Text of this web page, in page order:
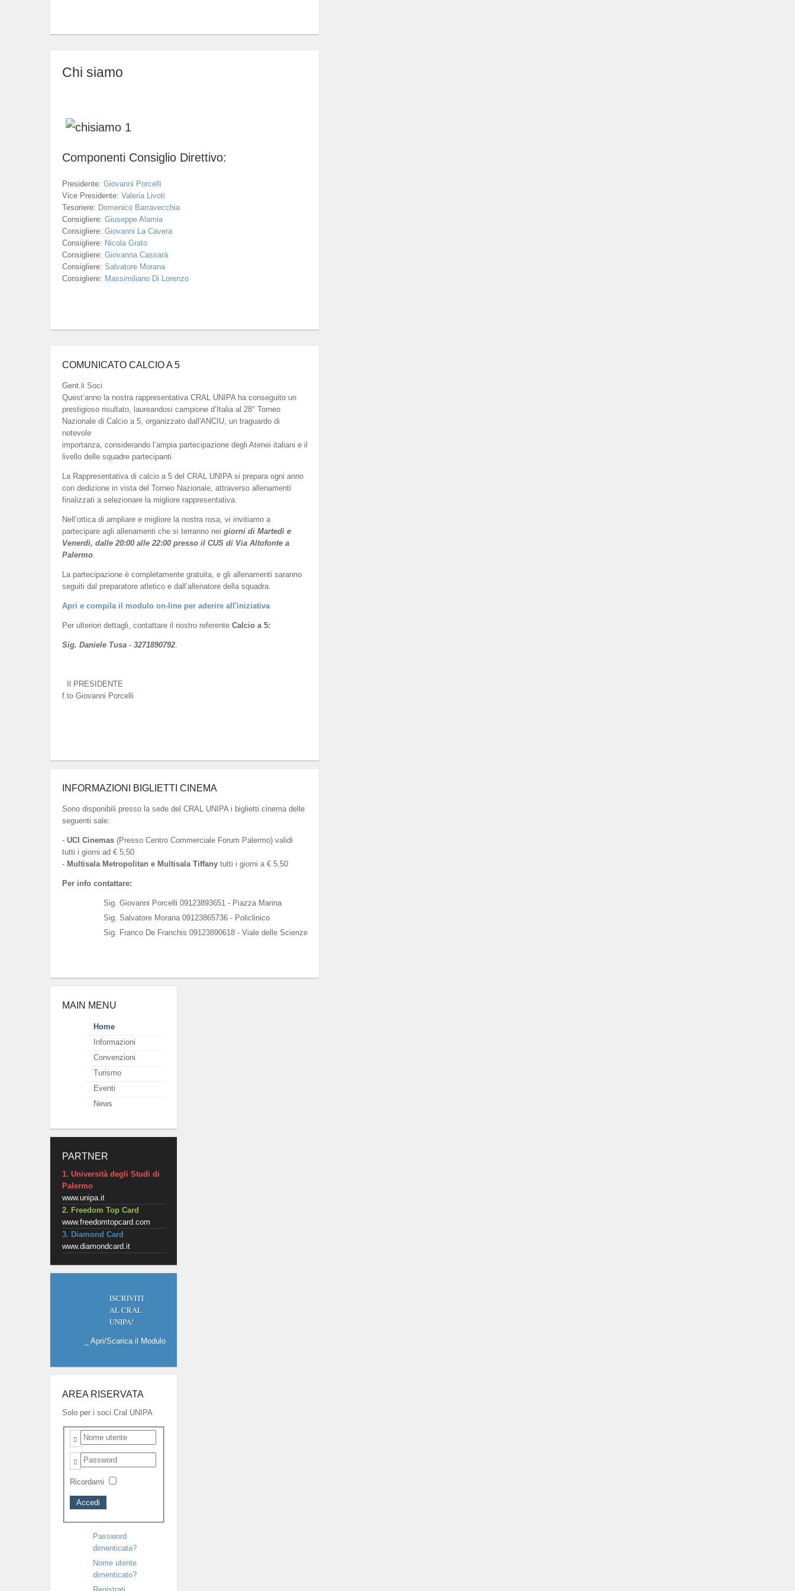
Chi siamo
Componenti Consiglio Direttivo:
Presidente: Giovanni Porcelli
Vice Presidente: Valeria Livoti
Tesoriere: Domenico Barravecchia
Consigliere: Giuseppe Alamia
Consigliere: Giovanni La Cavera
Consigliere: Nicola Grato
Consigliere: Giovanna Cassarà
Consigliere: Salvatore Morana
Consigliere: Massimiliano Di Lorenzo
COMUNICATO CALCIO A 5
Gent.li Soci
Quest’anno la nostra rappresentativa CRAL UNIPA ha conseguito un
prestigioso risultato, laureandosi campione d’Italia al 28° Torneo
Nazionale di Calcio a 5, organizzato dall'ANCIU, un traguardo di
notevole
importanza, considerando l’ampia partecipazione degli Atenei italiani e il
livello delle squadre partecipanti.
La Rappresentativa di calcio a 5 del CRAL UNIPA si prepara ogni anno
con dedizione in vista del Torneo Nazionale, attraverso allenamenti
finalizzati a selezionare la migliore rappresentativa.
Nell’ottica di ampliare e migliore la nostra rosa, vi invitiamo a
partecipare agli allenamenti che si terranno nei giorni di Martedì e
Venerdì, dalle 20:00 alle 22:00 presso il CUS di Via Altofonte a
Palermo.
La partecipazione è completamente gratuita, e gli allenamenti saranno
seguiti dal preparatore atletico e dall’allenatore della squadra.
Apri e compila il modulo on-line per aderire all'iniziativa
Per ulteriori dettagli, contattare il nostro referente Calcio a 5:
Sig. Daniele Tusa - 3271890792.
Il PRESIDENTE
f.to Giovanni Porcelli
INFORMAZIONI BIGLIETTI CINEMA
Sono disponibili presso la sede del CRAL UNIPA i biglietti cinema delle
seguenti sale:
- UCI Cinemas(Presso Centro Commerciale Forum Palermo) validi
tutti i giorni ad € 5,50
- Multisala Metropolitan e Multisala Tiffanytutti i giorni a € 5,50
Per info contattare:
Sig. Giovanni Porcelli 09123893651 - Piazza Marina
Sig. Salvatore Morana 09123865736 - Policlinico
Sig. Franco De Franchis 09123890618 - Viale delle Scienze
MAIN MENU
Home
Informazioni
Convenzioni
Turismo
Eventi
News
PARTNER
1. Università degli Studi di
Palermo
www.unipa.it
2. Freedom Top Card
www.freedomtopcard.com
3. Diamond Card
www.diamondcard.it
ISCRIVITI
AL CRAL
UNIPA!
Apri/Scarica il Modulo
AREA RISERVATA
Solo per i soci Cral UNIPA
Nome
utente
Password
Ricordami
Password
dimenticata?
Nome utente
dimenticato?